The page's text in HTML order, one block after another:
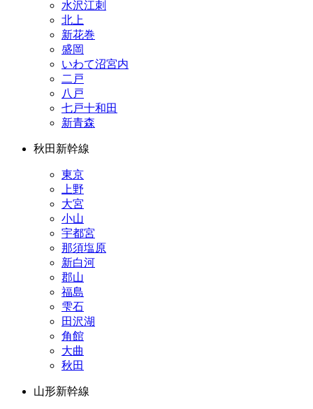
水沢江刺
北上
新花巻
盛岡
いわて沼宮内
二戸
八戸
七戸十和田
新青森
秋田新幹線
東京
上野
大宮
小山
宇都宮
那須塩原
新白河
郡山
福島
雫石
田沢湖
角館
大曲
秋田
山形新幹線